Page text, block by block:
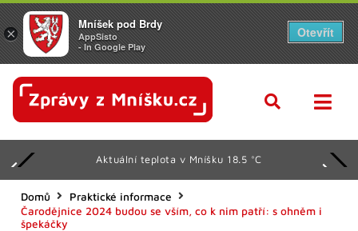
Aktuální teplota v Mníšku 18.5 °C
Domů
Praktické informace
Čarodějnice 2024 budou se vším, co k nim patří: s ohněm i
špekáčky
×
Mníšek pod Brdy
AppSisto
- In Google Play
Otevřít